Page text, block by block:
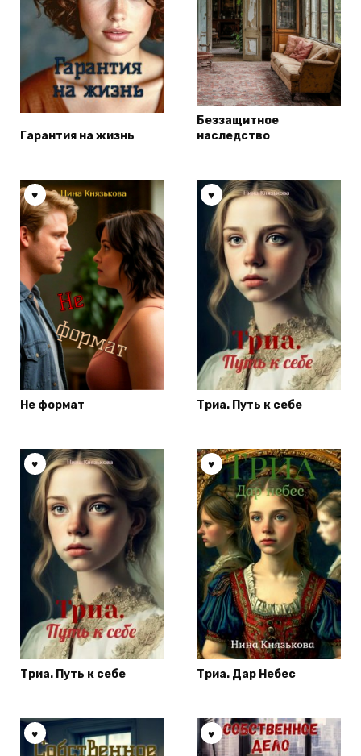
Гарантия на жизнь
Беззащитное
наследство
Не формат Триа. Путь к себе
Триа. Путь к себе Триа. Дар Небес